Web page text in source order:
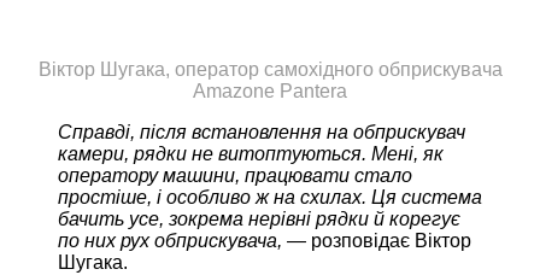
Віктор Шугака, оператор самохідного обприскувача
Amazone Pantera
Справді, після встановлення на обприскувач
камери, рядки не витоптуються. Мені, як
оператору машини, працювати стало
простіше, і особливо ж на схилах. Ця система
бачить усе, зокрема нерівні рядки й корегує
по них рух обприскувача, — розповідає Віктор
Шугака.